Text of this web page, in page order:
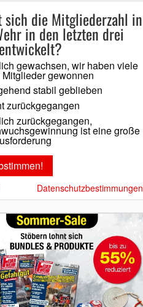
sich die Mitgliederzahl in
in den letzten drei
gewachsen, wir haben viele
Mitglieder gewonnen
stabil geblieben
zurückgegangen
zurückgegangen,
ist eine große
Datenschutzbestimmungen